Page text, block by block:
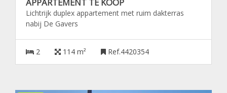
Lichtrijk duplex appartement met ruim dakterras
nabij De Gavers
2 114 m² Ref.4420354